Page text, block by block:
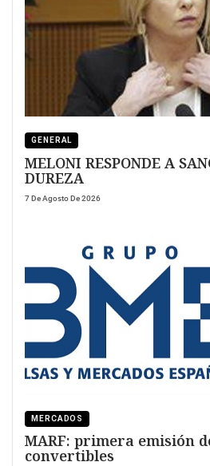
GENERAL
MELONI RESPONDE A
DUREZA
7 De Agosto De 2026
MERCADOS
MARF: primera emisión
convertibles